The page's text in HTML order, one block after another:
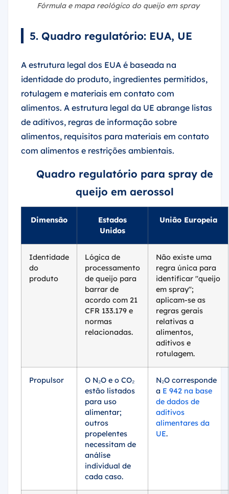
Fórmula e mapa reológico do queijo em spray
5. Quadro regulatório: EUA, UE
A estrutura legal dos EUA é baseada na
identidade do produto, ingredientes permitidos,
rotulagem e materiais em contato com
alimentos. A estrutura legal da UE abrange listas
de aditivos, regras de informação sobre
alimentos, requisitos para materiais em contato
com alimentos e restrições ambientais.
Quadro regulatório para spray de
queijo em aerossol
Dimensão
Estados
Unidos
União Europeia
Identidade
do
produto
Lógica de
processamento
de queijo para
barrar de
acordo com 21
CFR 133.179 e
normas
relacionadas.
Não existe uma
regra única para
identificar "queijo
em spray";
aplicam-se as
regras gerais
relativas a
alimentos,
aditivos e
rotulagem.
Propulsor
O N₂O e o CO₂
estão listados
para uso
alimentar;
outros
propelentes
necessitam de
análise
individual de
cada caso.
N₂O corresponde
a E 942 na base
de dados de
aditivos
alimentares da
UE.